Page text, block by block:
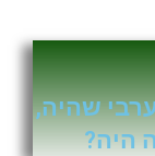
שהיה,
היה?